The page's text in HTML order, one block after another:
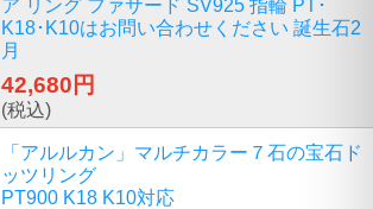
ア リング ファサード SV925 指輪 PT･
K18･K10はお問い合わせください 誕生石2
月
42,680円
(税込)
「アルルカン」マルチカラー７石の宝石ド
ッツリング
PT900 K18 K10対応